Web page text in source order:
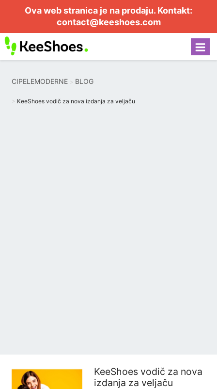
Ova web stranica je na prodaju. Kontakt:
contact@keeshoes.com
CIPELEMODERNE BLOG
KeeShoes vodič za nova izdanja za veljaču
KeeShoes vodič za nova
izdanja za veljaču